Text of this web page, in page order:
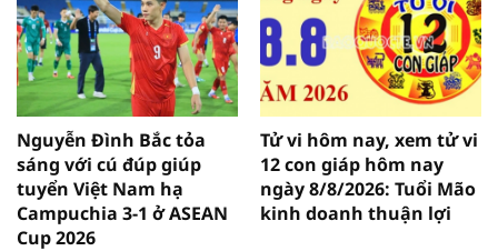
Nguyễn Đình Bắc tỏa
sáng với cú đúp giúp
tuyển Việt Nam hạ
Campuchia 3-1 ở ASEAN
Cup 2026
Tử vi hôm nay, xem tử vi
12 con giáp hôm nay
ngày 8/8/2026: Tuổi Mão
kinh doanh thuận lợi